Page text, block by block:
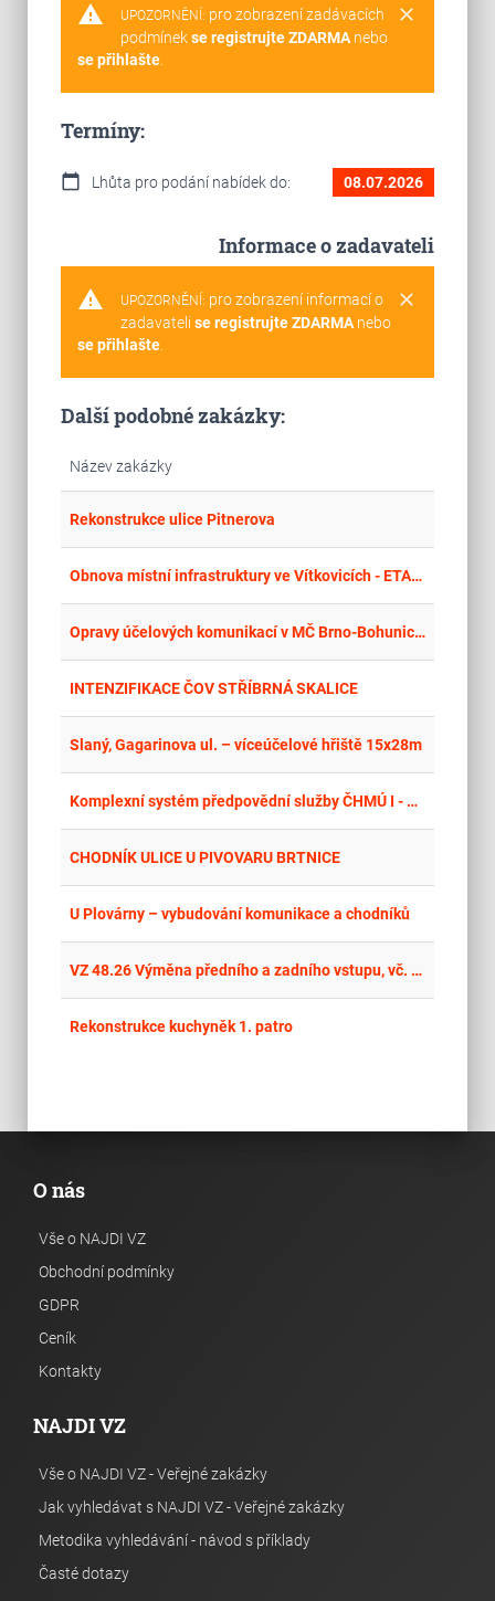
warning clear
UPOZORNĚNÍ: pro zobrazení zadávacích
podmínekse registrujte ZDARMAnebo
se přihlašte.
Termíny:
calendar_today Lhůta pro podání nabídek do: 08.07.2026
Informace o zadavateli
warning clear
UPOZORNĚNÍ: pro zobrazení informací o
zadavateli se registrujte ZDARMAnebo
se přihlašte.
Další podobné zakázky:
Název zakázky
Rekonstrukce ulice Pitnerova
Obnova místní infrastruktury ve Vítkovicích - ETAPA 2025 (U STARÉHO MLÝNA)
Opravy účelových komunikací v MČ Brno-Bohunice v roce 2026
INTENZIFIKACE ČOV STŘÍBRNÁ SKALICE
Slaný, Gagarinova ul. – víceúčelové hřiště 15x28m
Komplexní systém předpovědní služby ČHMÚ I - Budování a rekonstrukce stanic povrchových vod (PV)“ oblast Ostrava - opakování
CHODNÍK ULICE U PIVOVARU BRTNICE
U Plovárny – vybudování komunikace a chodníků
VZ 48.26 Výměna předního a zadního vstupu, vč. stavebních úprav 1. NP v BD na ul. J. Škody 183/4, Ostrava-Dubina
Rekonstrukce kuchyněk 1. patro
O nás
Vše o NAJDI VZ
Obchodní podmínky
GDPR
Ceník
Kontakty
NAJDI VZ
Vše o NAJDI VZ - Veřejné zakázky
Jak vyhledávat s NAJDI VZ - Veřejné zakázky
Metodika vyhledávání - návod s příklady
Časté dotazy